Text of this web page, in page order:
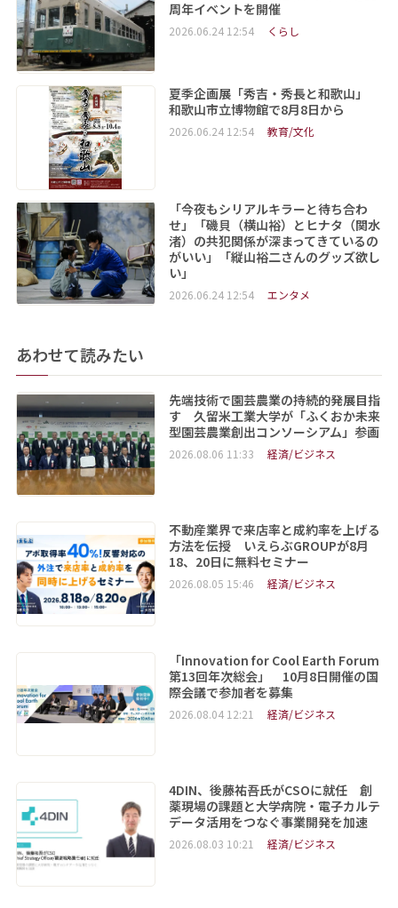
周年イベントを開催
2026.06.24 12:54 くらし
夏季企画展「秀吉・秀長と和歌山」
和歌山市立博物館で8月8日から
2026.06.24 12:54 教育/文化
「今夜もシリアルキラーと待ち合わ
せ」「磯貝（横山裕）とヒナタ（関水
渚）の共犯関係が深まってきているの
がいい」「縦山裕二さんのグッズ欲し
い」
2026.06.24 12:54 エンタメ
あわせて読みたい
先端技術で園芸農業の持続的発展目指
す 久留米工業大学が「ふくおか未来
型園芸農業創出コンソーシアム」参画
2026.08.06 11:33 経済/ビジネス
不動産業界で来店率と成約率を上げる
方法を伝授 いえらぶGROUPが8月
18、20日に無料セミナー
2026.08.05 15:46 経済/ビジネス
「Innovation for Cool Earth Forum
第13回年次総会」 10月8日開催の国
際会議で参加者を募集
2026.08.04 12:21 経済/ビジネス
4DIN、後藤祐吾氏がCSOに就任 創
薬現場の課題と大学病院・電子カルテ
データ活用をつなぐ事業開発を加速
2026.08.03 10:21 経済/ビジネス